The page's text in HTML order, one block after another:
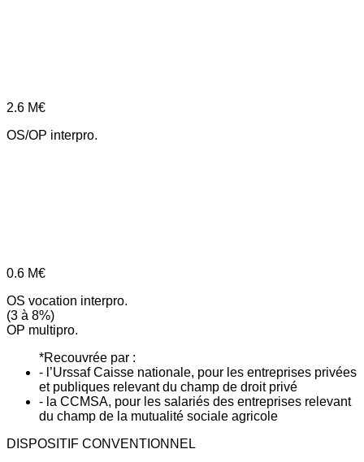
2.6 M€
OS/OP interpro.
0.6 M€
OS vocation interpro.
(3 à 8%)
OP multipro.
*Recouvrée par :
- l’Urssaf Caisse nationale, pour les entreprises privées
et publiques relevant du champ de droit privé
- la CCMSA, pour les salariés des entreprises relevant
du champ de la mutualité sociale agricole
DISPOSITIF CONVENTIONNEL